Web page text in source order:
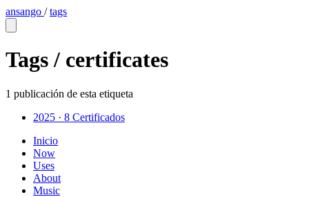
ansango /tags
Tags / certificates
1 publicación de esta etiqueta
2025 · 8 Certificados
Inicio
Now
Uses
About
Music